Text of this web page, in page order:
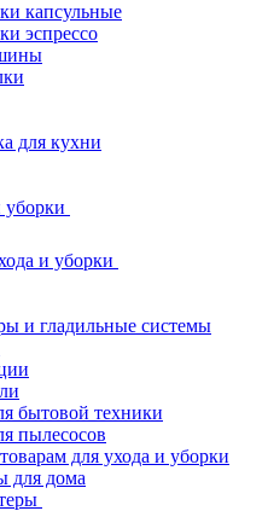
капсульные
эспрессо
для кухни
уборки
и уборки
и гладильные системы
бытовой техники
пылесосов
для ухода и уборки
для дома